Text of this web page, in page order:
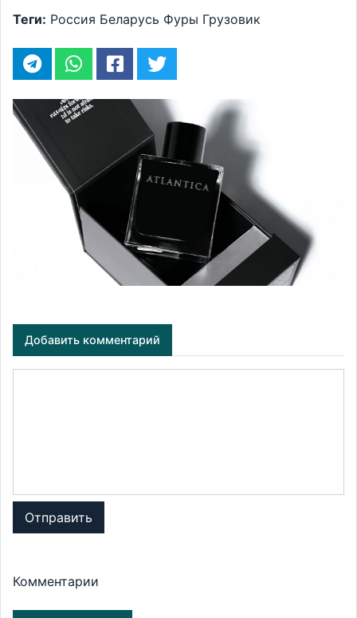
Теги: Россия Беларусь Фуры Грузовик
Добавить комментарий
Отправить
Комментарии